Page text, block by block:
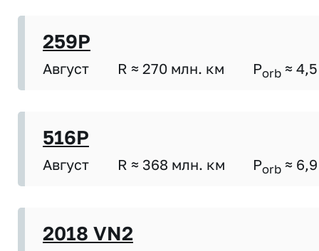
259P
Август R ≈ 270 млн. км Porb ≈ 4,5
516P
Август R ≈ 368 млн. км Porb ≈ 6,9
2018 VN2